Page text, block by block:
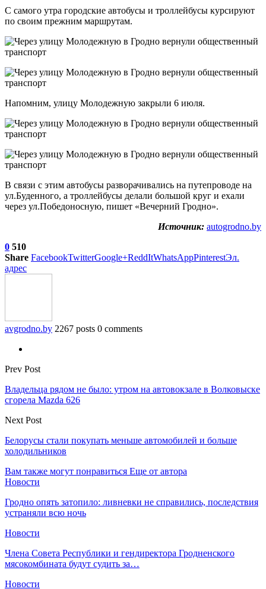
С самого утра городские автобусы и троллейбусы курсируют
по своим прежним маршрутам.
Напомним, улицу Молодежную закрыли 6 июля.
В связи с этим автобусы разворачивались на путепроводе на
ул.Буденного, а троллейбусы делали большой круг и ехали
через ул.Победоносную, пишет «Вечерний Гродно».
Источник: autogrodno.by
0 510
Share FacebookTwitterGoogle+ReddItWhatsAppPinterestЭл.
адрес
avgrodno.by 2267 posts 0 comments
Prev Post
Владельца рядом не было: утром на автовокзале в Волковыске
сгорела Mazda 626
Next Post
Белорусы стали покупать меньше автомобилей и больше
холодильников
Вам также могут понравиться Еще от автора
Новости
Гродно опять затопило: ливневки не справились, последствия
устраняли всю ночь
Новости
Члена Совета Республики и гендиректора Гродненского
мясокомбината будут судить за…
Новости